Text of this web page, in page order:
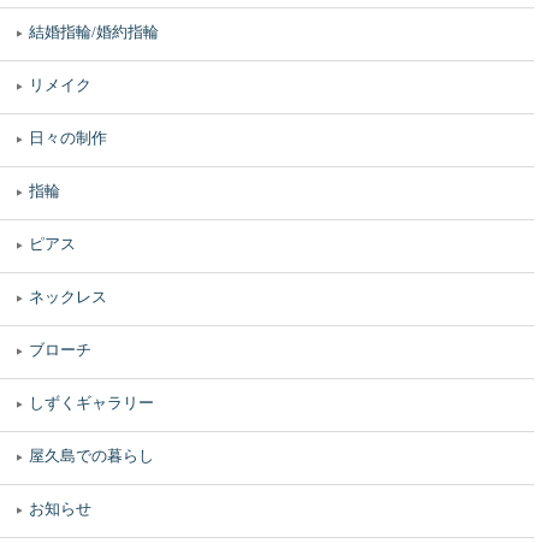
結婚指輪/婚約指輪
リメイク
日々の制作
指輪
ピアス
ネックレス
ブローチ
しずくギャラリー
屋久島での暮らし
お知らせ